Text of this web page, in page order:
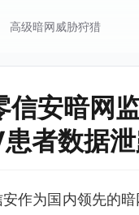
高级暗网威胁狩猎
信安暗网
者数据
作为国内领先的